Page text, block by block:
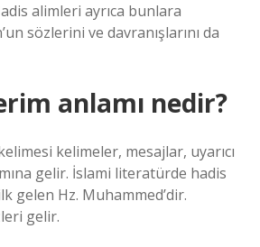
alimleri ayrıca bunlara
sözlerini ve davranışlarını da
anlamı nedir?
kelimeler, mesajlar, uyarıcı
gelir. İslami literatürde hadis
gelen Hz. Muhammed’dir.
gelir.